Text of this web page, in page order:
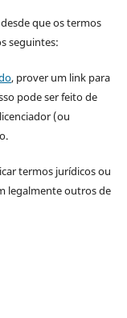
que os termos
seguintes:
, prover um link para
pode ser feito de
(ou
termos jurídicos ou
legalmente outros de